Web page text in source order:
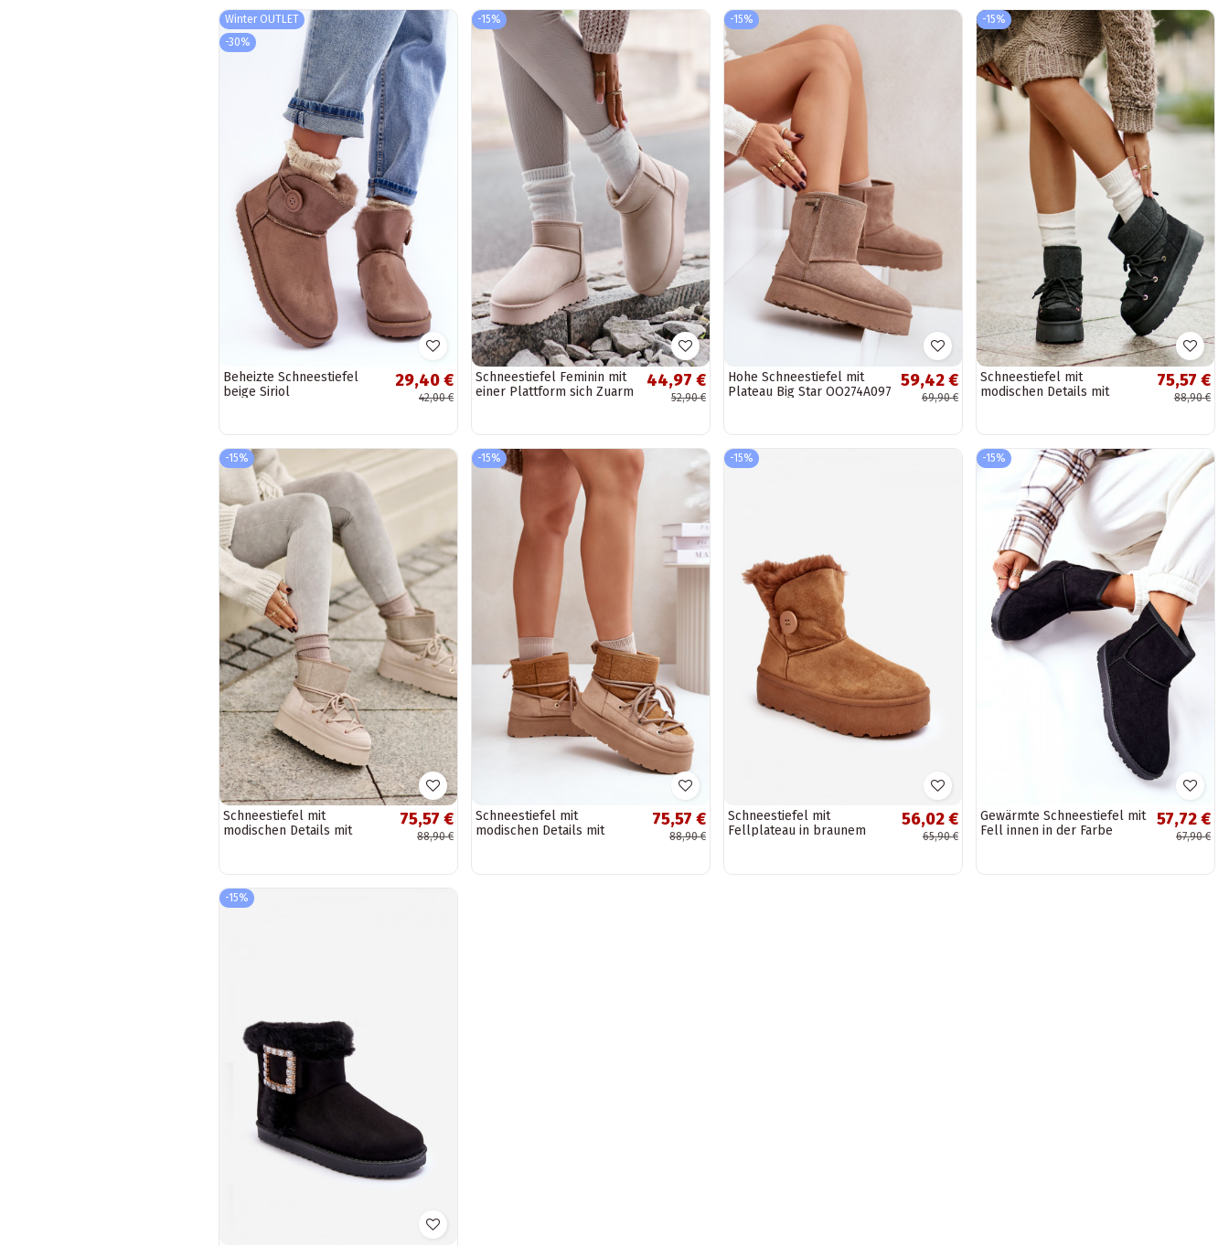
Winter OUTLET
-30%
Beheizte Schneestiefel
beige Siriol
29,40 €
42,00 €
-15%
Schneestiefel Feminin mit
einer Plattform sich Zuarm
44,97 €
52,90 €
-15%
Hohe Schneestiefel mit
Plateau Big Star OO274A097
59,42 €
69,90 €
-15%
Schneestiefel mit
modischen Details mit
75,57 €
88,90 €
-15%
Schneestiefel mit
modischen Details mit
75,57 €
88,90 €
-15%
Schneestiefel mit
modischen Details mit
75,57 €
88,90 €
-15%
Schneestiefel mit
Fellplateau in braunem
56,02 €
65,90 €
-15%
Gewärmte Schneestiefel mit
Fell innen in der Farbe
57,72 €
67,90 €
-15%